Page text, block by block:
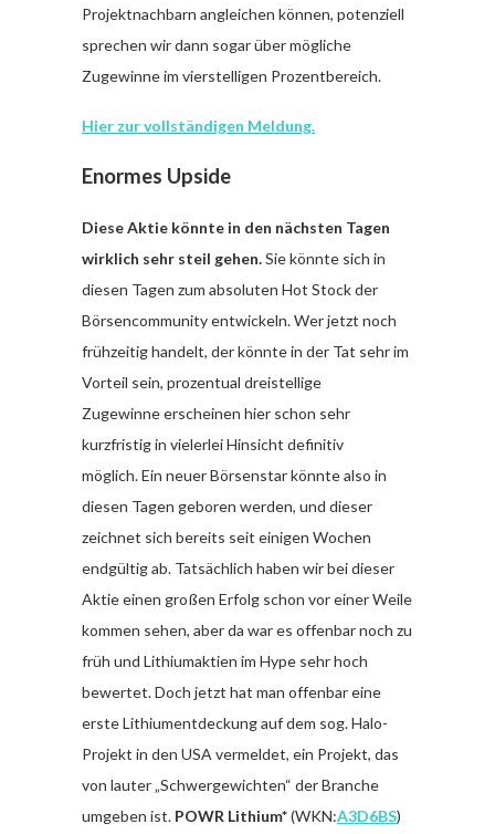
Projektnachbarn angleichen können, potenziell
sprechen wir dann sogar über mögliche
Zugewinne im vierstelligen Prozentbereich.
Hier zur vollständigen Meldung.
Enormes Upside
Diese Aktie könnte in den nächsten Tagen
wirklich sehr steil gehen.Sie könnte sich in
diesen Tagen zum absoluten Hot Stock der
Börsencommunity entwickeln. Wer jetzt noch
frühzeitig handelt, der könnte in der Tat sehr im
Vorteil sein, prozentual dreistellige
Zugewinne erscheinen hier schon sehr
kurzfristig in vielerlei Hinsicht definitiv
möglich. Ein neuer Börsenstar könnte also in
diesen Tagen geboren werden, und dieser
zeichnet sich bereits seit einigen Wochen
endgültig ab. Tatsächlich haben wir bei dieser
Aktie einen großen Erfolg schon vor einer Weile
kommen sehen, aber da war es offenbar noch zu
früh und Lithiumaktien im Hype sehr hoch
bewertet. Doch jetzt hat man offenbar eine
erste Lithiumentdeckung auf dem sog. Halo-
Projekt in den USA vermeldet, ein Projekt, das
von lauter „Schwergewichten“ der Branche
umgeben ist. POWR Lithium*(WKN:A3D6BS)